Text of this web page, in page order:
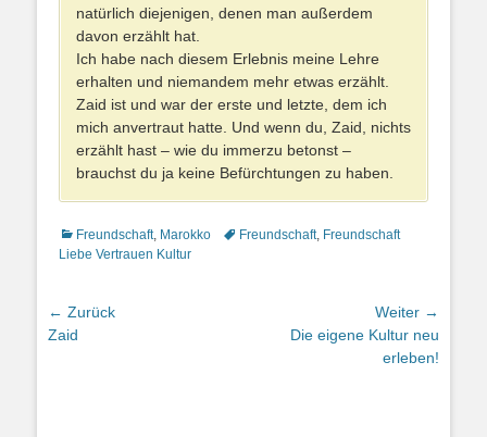
natürlich diejenigen, denen man außerdem
davon erzählt hat.
Ich habe nach diesem Erlebnis meine Lehre
erhalten und niemandem mehr etwas erzählt.
Zaid ist und war der erste und letzte, dem ich
mich anvertraut hatte. Und wenn du, Zaid, nichts
erzählt hast – wie du immerzu betonst –
brauchst du ja keine Befürchtungen zu haben.
Kategorien
Freundschaft, Marokko Schlagworte
Freundschaft, Freundschaft
Liebe Vertrauen Kultur
Beitragsnavigation
← Zurück
Vorheriger
Zaid
Weiter →
NächsterDie eigene Kultur neu
erleben!